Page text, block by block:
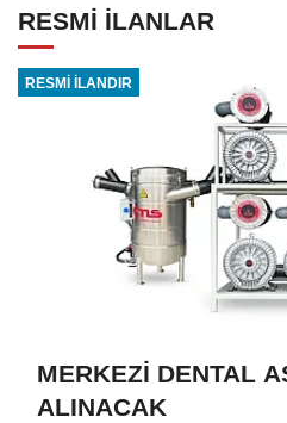
RESMİ İLANLAR
RESMİ İLANDIR
MERKEZİ DENTAL
ALINACAK